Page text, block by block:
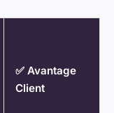
✅ Avantage
Client